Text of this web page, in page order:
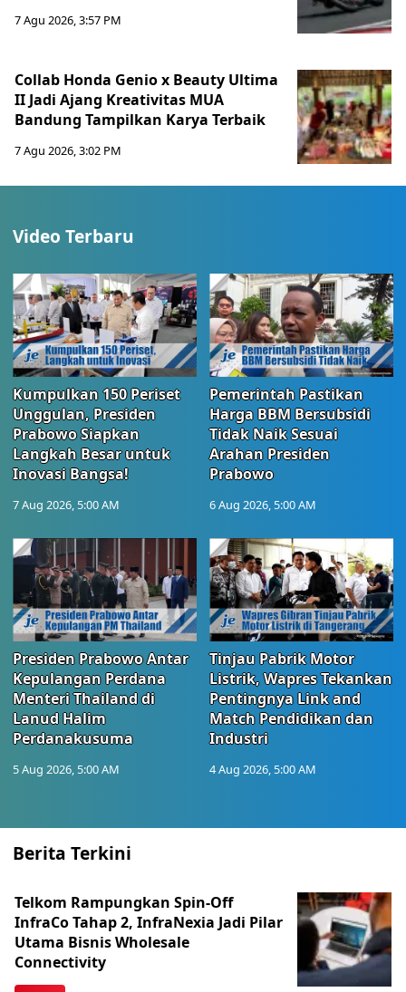
7 Agu 2026, 3:57 PM
Collab Honda Genio x Beauty Ultima
II Jadi Ajang Kreativitas MUA
Bandung Tampilkan Karya Terbaik
7 Agu 2026, 3:02 PM
Video Terbaru
Kumpulkan 150 Periset
Unggulan, Presiden
Prabowo Siapkan
Langkah Besar untuk
Inovasi Bangsa!
7 Aug 2026, 5:00 AM
Pemerintah Pastikan
Harga BBM Bersubsidi
Tidak Naik Sesuai
Arahan Presiden
Prabowo
6 Aug 2026, 5:00 AM
Presiden Prabowo Antar
Kepulangan Perdana
Menteri Thailand di
Lanud Halim
Perdanakusuma
5 Aug 2026, 5:00 AM
Tinjau Pabrik Motor
Listrik, Wapres Tekankan
Pentingnya Link and
Match Pendidikan dan
Industri
4 Aug 2026, 5:00 AM
Berita Terkini
Telkom Rampungkan Spin-Off
InfraCo Tahap 2, InfraNexia Jadi Pilar
Utama Bisnis Wholesale
Connectivity